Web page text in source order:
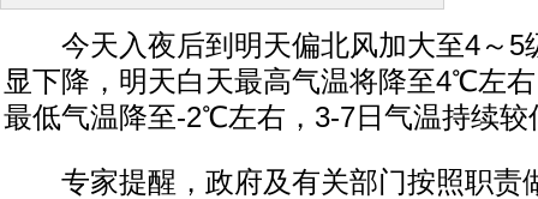
今天入夜后到明天偏北风加大至4～5
显下降，明天白天最高气温将降至4℃左
最低气温降至-2℃左右，3-7日气温持续较
专家提醒，政府及有关部门按照职责